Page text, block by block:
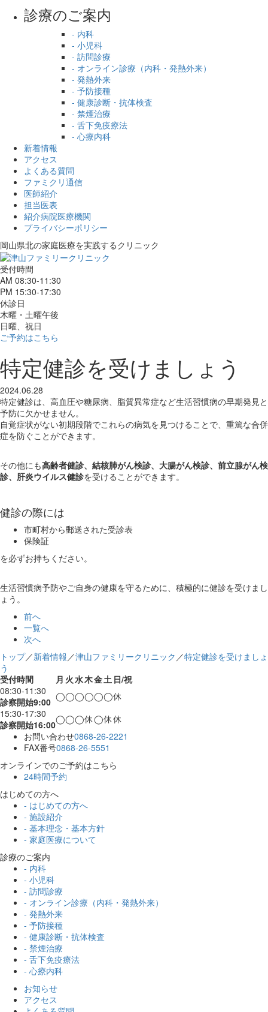
診療のご案内
- 内科
- 小児科
- 訪問診療
- オンライン診療（内科・発熱外来）
- 発熱外来
- 予防接種
- 健康診断・抗体検査
- 禁煙治療
- 舌下免疫療法
- 心療内科
新着情報
アクセス
よくある質問
ファミクリ通信
医師紹介
担当医表
紹介病院医療機関
プライバシーポリシー
岡山県北の家庭医療を実践するクリニック
受付時間
AM 08:30-11:30
PM 15:30-17:30
休診日
木曜・土曜午後
日曜、祝日
ご予約はこちら
特定健診を受けましょう
2024.06.28
特定健診は、高血圧や糖尿病、脂質異常症など生活習慣病の早期発見と
予防に欠かせません。
自覚症状がない初期段階でこれらの病気を見つけることで、重篤な合併
症を防ぐことができます。
その他にも高齢者健診、結核肺がん検診、大腸がん検診、前立腺がん検
診、肝炎ウイルス健診を受けることができます。
健診の際には
市町村から郵送された受診表
保険証
を必ずお持ちください。
生活習慣病予防やご自身の健康を守るために、積極的に健診を受けまし
ょう。
前へ
一覧へ
次へ
トップ／新着情報 ／津山ファミリークリニック ／特定健診を受けましょ
う
受付時間
月 火水木金土 日/祝
08:30-11:30
診察開始9:00 ◯◯◯◯◯◯休
15:30-17:30
診察開始16:00◯◯◯休◯休休
お問い合わせ0868-26-2221
FAX番号0868-26-5551
オンラインでのご予約はこちら
24時間予約
はじめての方へ
- はじめての方へ
- 施設紹介
- 基本理念・基本方針
- 家庭医療について
診療のご案内
- 内科
- 小児科
- 訪問診療
- オンライン診療（内科・発熱外来）
- 発熱外来
- 予防接種
- 健康診断・抗体検査
- 禁煙治療
- 舌下免疫療法
- 心療内科
お知らせ
アクセス